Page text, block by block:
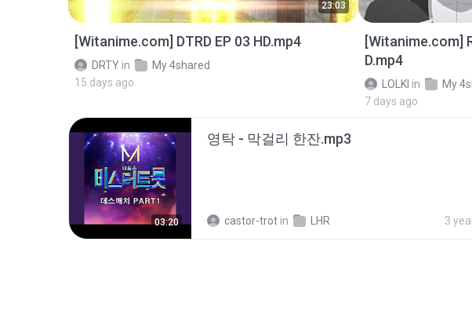
23:03
[Witanime.com] DTRD EP 03 HD.mp4
DRTY in
My 4shared
15 days ago
[Witanime.com]
D.mp4
LOLKI in
My
7 days ago
03:20
영탁 - 막걸리 한잔.mp3
castor-trot in LHR 3